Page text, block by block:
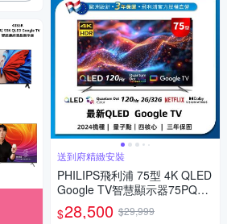
送到府精緻安裝
PHILIPS飛利浦 75型 4K QLED
Google TV智慧顯示器75PQT8
369
$28,500 $29,999